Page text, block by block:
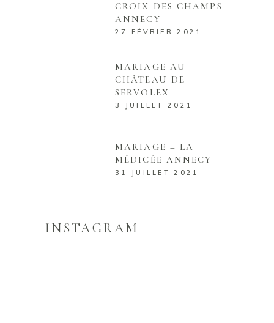
CROIX DES CHAMPS
ANNECY
27 FÉVRIER 2021
MARIAGE AU
CHÂTEAU DE
SERVOLEX
3 JUILLET 2021
MARIAGE – LA
MÉDICÉE ANNECY
31 JUILLET 2021
INSTAGRAM